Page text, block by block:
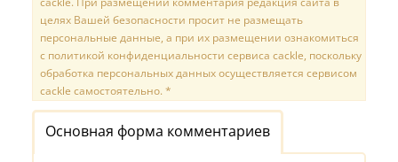
целях Вашей безопасности просит не размещать
персональные данные, а при их размещении ознакомиться
с политикой конфиденциальности сервиса cackle, поскольку
обработка персональных данных осуществляется сервисом
cackle самостоятельно. *
Основная форма комментариев